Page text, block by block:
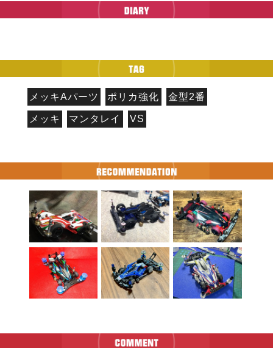
メッキAパーツ ポリカ強化 金型2番
メッキ マンタレイ VS